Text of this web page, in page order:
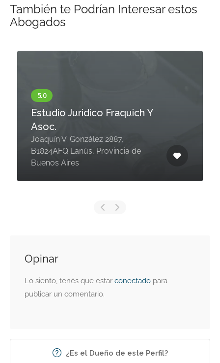
También te Podrían Interesar estos
Abogados
Estudio Juridico Fraquich Y
Asoc.
Joaquín V. González 2887,
B1824AFQ Lanús, Provincia de
Buenos Aires
Opinar
Lo siento, tenés que estar conectado para
publicar un comentario.
¿Es el Dueño de este Perfil?